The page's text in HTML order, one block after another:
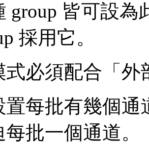
group 皆可設
採用它。
式必須配合「
置每批有幾個通
批一個通道。